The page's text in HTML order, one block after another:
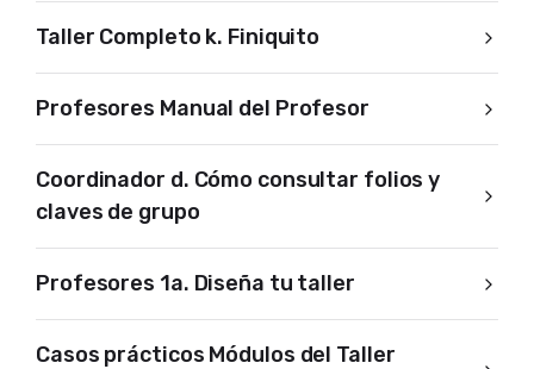
Taller Completo k. Finiquito
Profesores Manual del Profesor
Coordinador d. Cómo consultar folios y
claves de grupo
Profesores 1a. Diseña tu taller
Casos prácticos Módulos del Taller